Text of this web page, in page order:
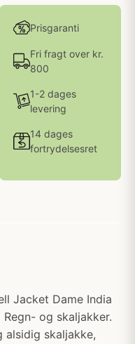
Prisgaranti
Fri fragt over kr.
800
1-2 dages
levering
14 dages
fortrydelsesret
Jacket Dame India
og skaljakker.
alsidig skaljakke,